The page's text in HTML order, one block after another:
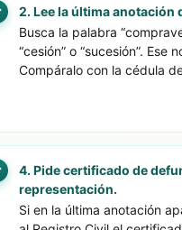
2. Lee la última anotación
Busca la palabra
“cesión” o “sucesión”. Ese
Compáralo con la cédula
4. Pide certificado de
representación.
Si en la última anotación